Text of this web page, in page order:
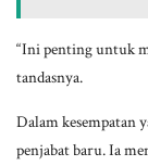
“Ini penting untuk
tandasnya.
Dalam kesempatan
penjabat baru. Ia